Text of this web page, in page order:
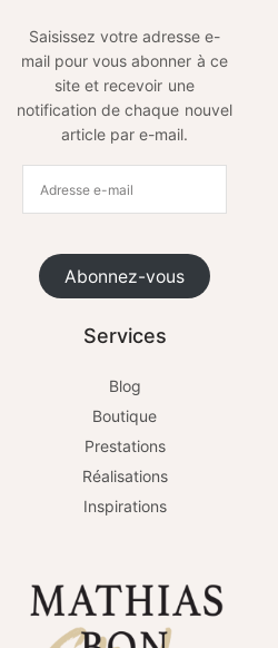
Saisissez votre adresse e-
mail pour vous abonner à ce
site et recevoir une
notification de chaque nouvel
article par e-mail.
Abonnez-vous
Services
Blog
Boutique
Prestations
Réalisations
Inspirations